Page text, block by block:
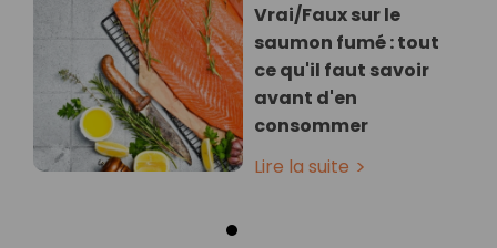
Vrai/Faux sur le
saumon fumé : tout
ce qu'il faut savoir
avant d'en
consommer
Lire la suite